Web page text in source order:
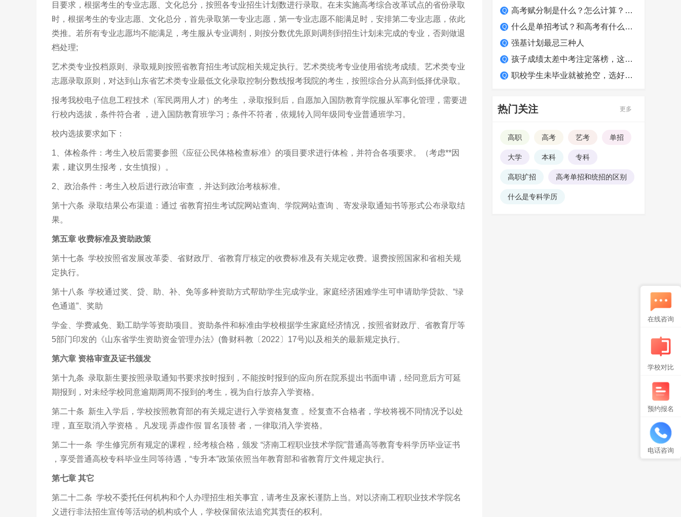
目要求，根据考生的专业志愿、文化总分，按照各专业招生计划数进行录取。在未实施高考综合改革试点的省份录取
时，根据考生的专业志愿、文化总分，首先录取第一专业志愿，第一专业志愿不能满足时，安排第二专业志愿，依此
类推。若所有专业志愿均不能满足，考生服从专业调剂，则按分数优先原则调剂到招生计划未完成的专业，否则做退
档处理;
艺术类专业投档原则、录取规则按照省教育招生考试院相关规定执行。艺术类统考专业使用省统考成绩。艺术类专业
志愿录取原则，对达到山东省艺术类专业最低文化录取控制分数线报考我院的考生，按照综合分从高到低择优录取。
报考我校电子信息工程技术（军民两用人才）的考生 ，录取报到后，自愿加入国防教育学院服从军事化管理，需要进
行校内选拔，条件符合者 ，进入国防教育班学习；条件不符者，依规转入同年级同专业普通班学习。
校内选拔要求如下：
1、体检条件：考生入校后需要参照《应征公民体格检查标准》的项目要求进行体检，并符合各项要求。（考虑**因
素，建议男生报考，女生慎报）。
2、政治条件：考生入校后进行政治审查 ，并达到政治考核标准。
第十六条 录取结果公布渠道：通过 省教育招生考试院网站查询、学院网站查询 、寄发录取通知书等形式公布录取结
果。
第五章 收费标准及资助政策
第十七条 学校按照省发展改革委、省财政厅、省教育厅核定的收费标准及有关规定收费。退费按照国家和省相关规
定执行。
第十八条 学校通过奖、贷、助、补、免等多种资助方式帮助学生完成学业。家庭经济困难学生可申请助学贷款、“绿
色通道”、奖助
学金、学费减免、勤工助学等资助项目。资助条件和标准由学校根据学生家庭经济情况，按照省财政厅、省教育厅等
5部门印发的《山东省学生资助资金管理办法》(鲁财科教〔2022〕17号)以及相关的最新规定执行。
第六章 资格审查及证书颁发
第十九条 录取新生要按照录取通知书要求按时报到，不能按时报到的应向所在院系提出书面申请，经同意后方可延
期报到，对未经学校同意逾期两周不报到的考生，视为自行放弃入学资格。
第二十条 新生入学后，学校按照教育部的有关规定进行入学资格复查 。经复查不合格者，学校将视不同情况予以处
理，直至取消入学资格 。凡发现 弄虚作假 冒名顶替 者，一律取消入学资格。
第二十一条 学生修完所有规定的课程，经考核合格，颁发 “济南工程职业技术学院”普通高等教育专科学历毕业证书
，享受普通高校专科毕业生同等待遇，“专升本”政策依照当年教育部和省教育厅文件规定执行。
第七章 其它
第二十二条 学校不委托任何机构和个人办理招生相关事宜，请考生及家长谨防上当。对以济南工程职业技术学院名
义进行非法招生宣传等活动的机构或个人，学校保留依法追究其责任的权利。
高考赋分制是什么？怎么计算？如何得高分？
什么是单招考试？和高考有什么区别？
强基计划最忌三种人
孩子成绩太差中考注定落榜，这么做照样上大学！
职校学生未毕业就被抢空，选好学校很关键
热门关注 更多
高职 高考 艺考 单招
大学 本科 专科
高职扩招 高考单招和统招的区别
什么是专科学历
在线咨询
学校对比
预约报名
电话咨询